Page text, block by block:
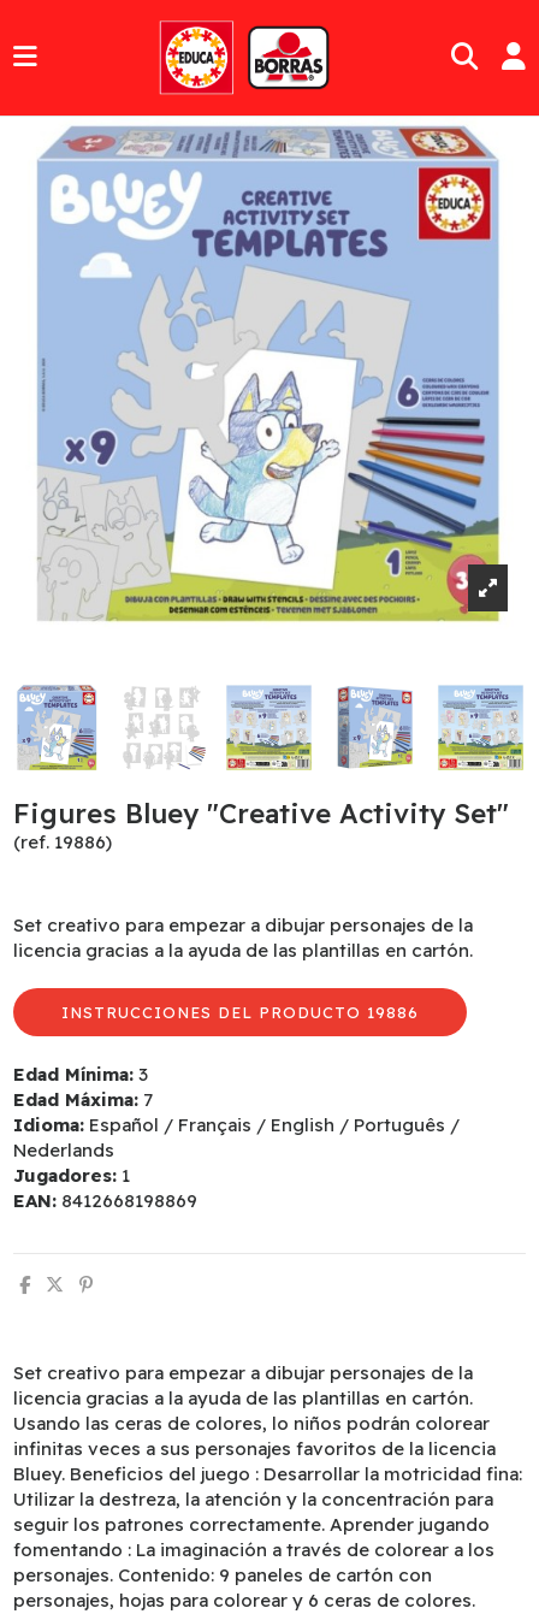
Figures Bluey "Creative Activity Set"
(ref. 19886)
Set creativo para empezar a dibujar personajes de la
licencia gracias a la ayuda de las plantillas en cartón.
INSTRUCCIONES DEL PRODUCTO 19886
Edad Mínima: 3
Edad Máxima: 7
Idioma: Español / Français / English / Português /
Nederlands
Jugadores: 1
EAN: 8412668198869
Set creativo para empezar a dibujar personajes de la
licencia gracias a la ayuda de las plantillas en cartón.
Usando las ceras de colores, lo niños podrán colorear
infinitas veces a sus personajes favoritos de la licencia
Bluey. Beneficios del juego : Desarrollar la motricidad fina:
Utilizar la destreza, la atención y la concentración para
seguir los patrones correctamente. Aprender jugando
fomentando : La imaginación a través de colorear a los
personajes. Contenido: 9 paneles de cartón con
personajes, hojas para colorear y 6 ceras de colores.